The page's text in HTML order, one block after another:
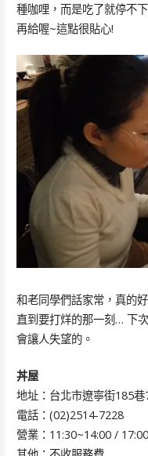
種咖哩，而是吃了就停不
再給喔~這點很貼心!
和老同學們話家常，真的
直到要打烊的那一刻… 下
會讓人失望的。
丼屋
地址：台北市遼寧街185
電話：(02)2514-7228
營業：11:30~14:00 /